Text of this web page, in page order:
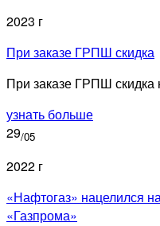
2023 г
При заказе ГРПШ скидка
При заказе ГРПШ скидка
узнать больше
29/05
2022 г
«Нафтогаз» нацелился
«Газпрома»